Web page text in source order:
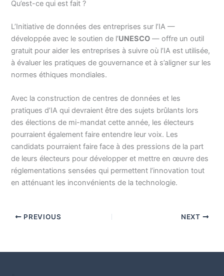
Qu’est-ce qui est fait ?
L’Initiative de données des entreprises sur l’IA —
développée avec le soutien de l’UNESCO — offre un outil
gratuit pour aider les entreprises à suivre où l’IA est utilisée,
à évaluer les pratiques de gouvernance et à s’aligner sur les
normes éthiques mondiales.
Avec la construction de centres de données et les
pratiques d’IA qui devraient être des sujets brûlants lors
des élections de mi-mandat cette année, les électeurs
pourraient également faire entendre leur voix. Les
candidats pourraient faire face à des pressions de la part
de leurs électeurs pour développer et mettre en œuvre des
réglementations sensées qui permettent l’innovation tout
en atténuant les inconvénients de la technologie.
PREVIOUS NEXT